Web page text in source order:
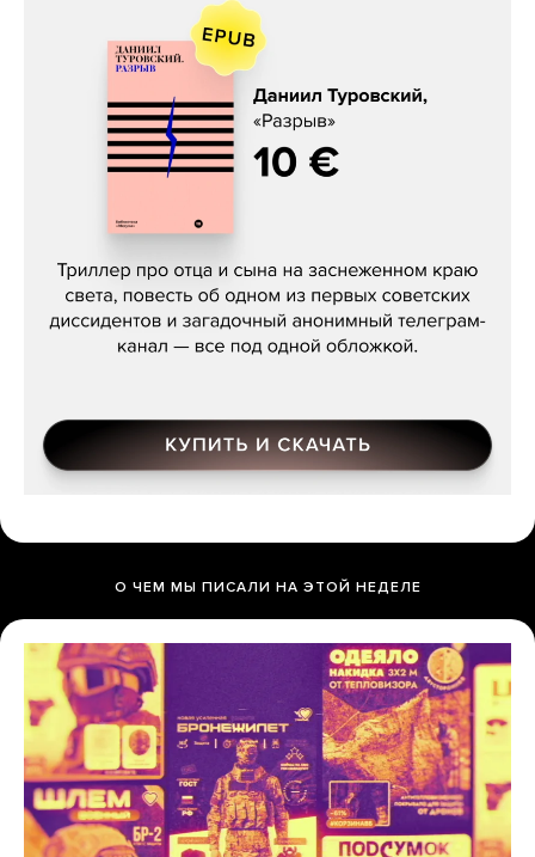
Даниил Туровский, «Разрыв»
О ЧЕМ МЫ ПИСАЛИ НА ЭТОЙ НЕДЕЛЕ